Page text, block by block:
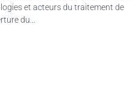
et acteurs du traitement de
du…